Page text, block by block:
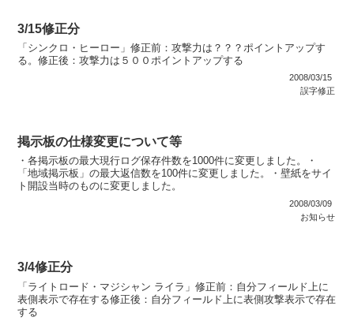
3/15修正分
「シンクロ・ヒーロー」修正前：攻撃力は？？？ポイントアップす
る。修正後：攻撃力は５００ポイントアップする
2008/03/15
誤字修正
掲示板の仕様変更について等
・各掲示板の最大現行ログ保存件数を1000件に変更しました。・
「地域掲示板」の最大返信数を100件に変更しました。・壁紙をサイ
ト開設当時のものに変更しました。
2008/03/09
お知らせ
3/4修正分
「ライトロード・マジシャン ライラ」修正前：自分フィールド上に
表側表示で存在する修正後：自分フィールド上に表側攻撃表示で存在
する